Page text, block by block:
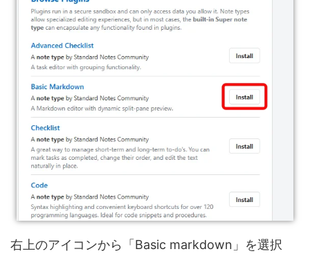
右上のアイコンから「Basic markdown」を選択